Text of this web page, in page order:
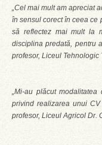
„Cel mai mult am apreciat
în sensul corect în ceea ce
să reflectez mai mult la
disciplina predată, pentru
profesor, Liceul
„Mi-au plăcut
privind realizarea unui
profesor, Liceul Agricol Dr.